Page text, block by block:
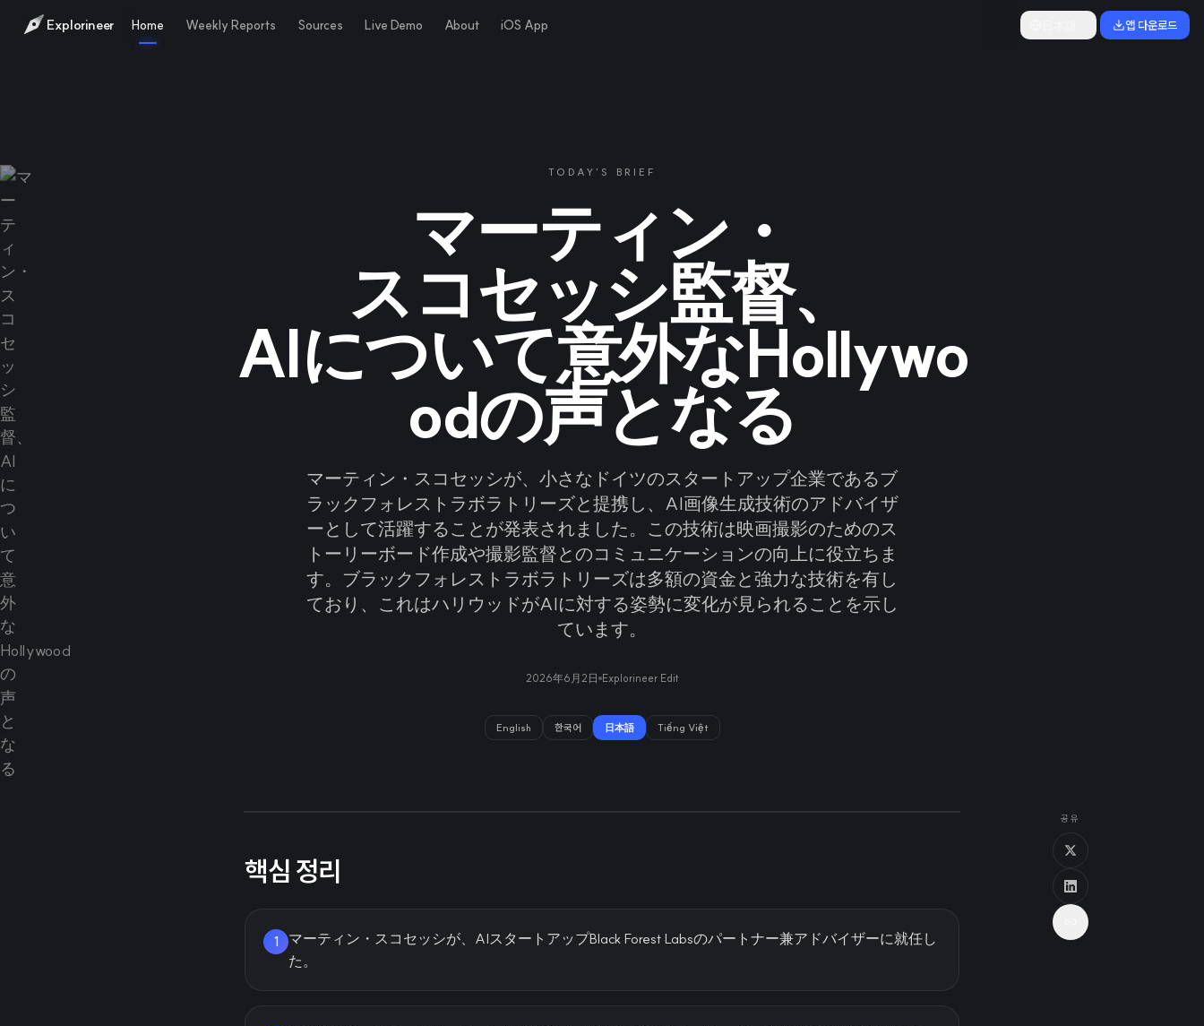
Explorineer Home Weekly Reports Sources Live Demo About iOS App 앱 다운로드
TODAY'S BRIEF
マーティン・
スコセッシ監督、
AIについて意外なHollywo
odの声となる
マーティン・スコセッシが、小さなドイツのスタートアップ企業であるブ
ラックフォレストラボラトリーズと提携し、AI画像生成技術のアドバイザ
ーとして活躍することが発表されました。この技術は映画撮影のためのス
トーリーボード作成や撮影監督とのコミュニケーションの向上に役立ちま
す。ブラックフォレストラボラトリーズは多額の資金と強力な技術を有し
ており、これはハリウッドがAIに対する姿勢に変化が見られることを示し
ています。
2026年6月2日 Explorineer Edit
English 한국어 日本語 Tiếng Việt
핵심 정리
1
マーティン・スコセッシが、AIスタートアップBlack Forest Labsのパートナー兼アドバイザーに就任し
た。
공유